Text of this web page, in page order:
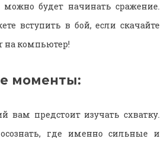
можно будет начинать сражение.
вступить в бой, если скачайте
на компьютер!
моменты:
вам предстоит изучать схватку.
где именно сильные и